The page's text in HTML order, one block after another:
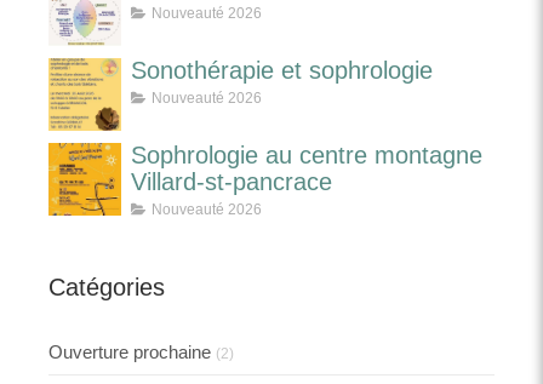
Nouveauté 2026
Sonothérapie et sophrologie
Nouveauté 2026
Sophrologie au centre montagne
Villard-st-pancrace
Nouveauté 2026
Catégories
Ouverture prochaine (2)